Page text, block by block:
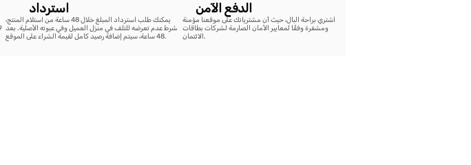
استرداد
يمكنك طلب استرداد المبلغ خلال 48 ساعة من استلام المنتج،
بشرط عدم تعرضه للتلف في منزل العميل وفي عبوته الأصلية. بعد
48 ساعة، سيتم إضافة رصيد كامل لقيمة الشراء على الموقع.
الدفع الآمن
اشتري براحة البال، حيث أن مشترياتك على موقعنا مؤمنة
ومشفرة وفقًا لمعايير الأمان الصارمة لشركات بطاقات
الائتمان.